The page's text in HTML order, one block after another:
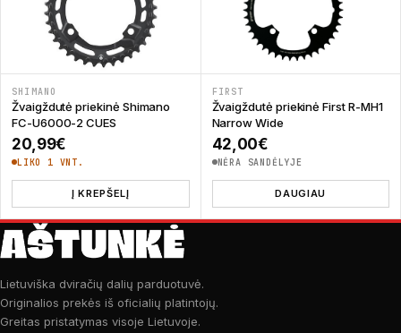
SHIMANO
Žvaigždutė priekinė Shimano
FC-U6000-2 CUES
20,99€
LIKO 1 VNT.
Į KREPŠELĮ
FIRST
Žvaigždutė priekinė First R-MH1
Narrow Wide
42,00€
NĖRA SANDĖLYJE
DAUGIAU
Lietuviška dviračių dalių parduotuvė.
Originalios prekės iš oficialių platintojų.
Greitas pristatymas visoje Lietuvoje.